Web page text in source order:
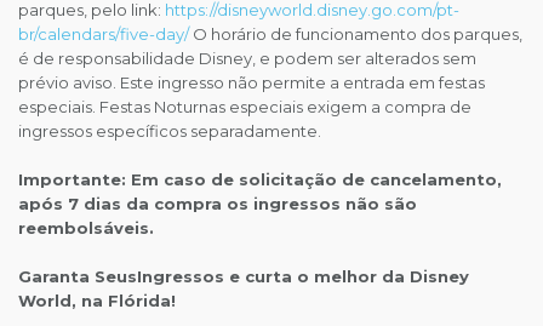
parques, pelo link: https://disneyworld.disney.go.com/pt-
br/calendars/five-day/O horário de funcionamento dos parques,
é de responsabilidade Disney, e podem ser alterados sem
prévio aviso. Este ingresso não permite a entrada em festas
especiais. Festas Noturnas especiais exigem a compra de
ingressos específicos separadamente.
Importante: Em caso de solicitação de cancelamento,
após 7 dias da compra os ingressos não são
reembolsáveis.
Garanta SeusIngressos e curta o melhor da Disney
World, na Flórida!